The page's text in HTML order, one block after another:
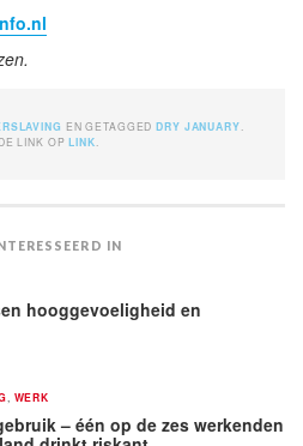
EN GETAGGEDDRY JANUARY
LINK OPLINK
IN
hooggevoeligheid en
WERK
– één op de zes werkenden